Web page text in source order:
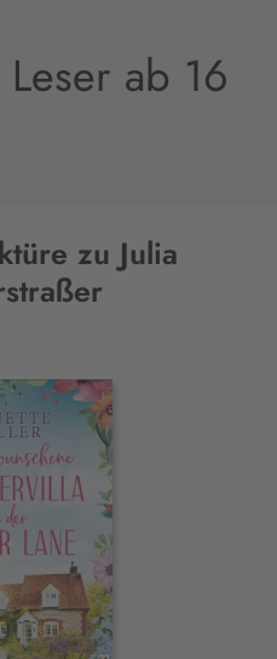
ab 16
zu Julia